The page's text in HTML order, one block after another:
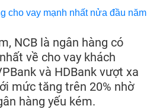
NCB là ngân hàng có
về cho vay khách
và HDBank vượt xa
mức tăng trên 20% nhờ
hàng yếu kém.